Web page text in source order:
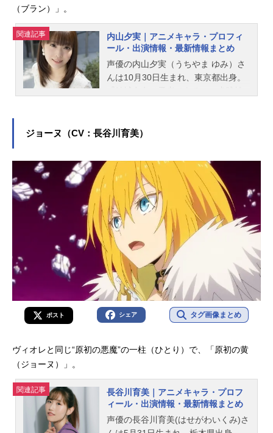
（ブラン）」。
関連記事
内山夕実｜アニメキャラ・プロフィ
ール・出演情報・最新情報まとめ
声優の内山夕実（うちやま ゆみ）さ
んは10月30日生まれ、東京都出身。
キャラクターを多く演じています。
ジョーヌ（CV：長谷川育美）
ポスト シェア タグ画像まとめ
ヴィオレと同じ“原初の悪魔”の一柱（ひとり）で、「原初の黄
（ジョーヌ）」。
関連記事
長谷川育美｜アニメキャラ・プロフ
ィール・出演情報・最新情報まとめ
声優の長谷川育美(はせがわいくみ)さ